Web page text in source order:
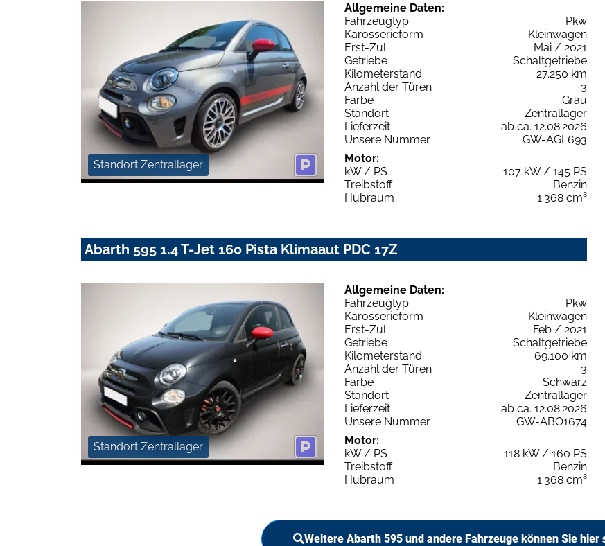
Standort Zentrallager
Allgemeine Daten:
Fahrzeugtyp
Pkw
Karosserieform
Kleinwagen
Erst-Zul.
Mai / 2021
Getriebe
Schaltgetriebe
Kilometerstand
27.250 km
Anzahl der Türen
3
Farbe
Grau
Standort
Zentrallager
Lieferzeit
ab ca. 12.08.2026
Unsere Nummer
GW-AGL693
Motor:
kW / PS
107 kW / 145 PS
Treibstoff
Benzin
Hubraum
1.368 cm³
Abarth 595 1.4 T-Jet 160 Pista Klimaaut PDC 17Z
Standort Zentrallager
Allgemeine Daten:
Fahrzeugtyp
Pkw
Karosserieform
Kleinwagen
Erst-Zul.
Feb / 2021
Getriebe
Schaltgetriebe
Kilometerstand
69.100 km
Anzahl der Türen
3
Farbe
Schwarz
Standort
Zentrallager
Lieferzeit
ab ca. 12.08.2026
Unsere Nummer
GW-ABO1674
Motor:
kW / PS
118 kW / 160 PS
Treibstoff
Benzin
Hubraum
1.368 cm³
Weitere Abarth 595 und andere Fahrzeuge können Sie hier